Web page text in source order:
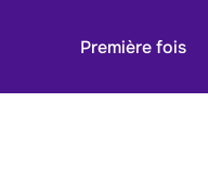
Première fois